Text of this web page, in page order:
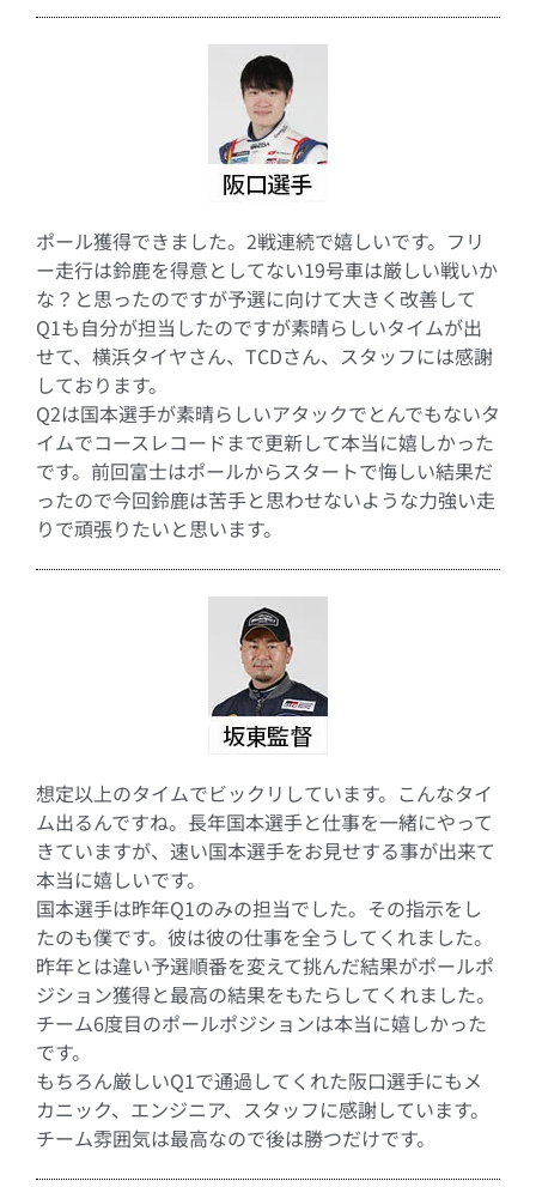
ポール獲得できました。2戦連続で嬉しいです。フリ
ー走行は鈴鹿を得意としてない19号車は厳しい戦いか
な？と思ったのですが予選に向けて大きく改善して
Q1も自分が担当したのですが素晴らしいタイムが出
せて、横浜タイヤさん、TCDさん、スタッフには感謝
しております。
Q2は国本選手が素晴らしいアタックでとんでもないタ
イムでコースレコードまで更新して本当に嬉しかった
です。前回富士はポールからスタートで悔しい結果だ
ったので今回鈴鹿は苦手と思わせないような力強い走
りで頑張りたいと思います。
想定以上のタイムでビックリしています。こんなタイ
ム出るんですね。長年国本選手と仕事を一緒にやって
きていますが、速い国本選手をお見せする事が出来て
本当に嬉しいです。
国本選手は昨年Q1のみの担当でした。その指示をし
たのも僕です。彼は彼の仕事を全うしてくれました。
昨年とは違い予選順番を変えて挑んだ結果がポールポ
ジション獲得と最高の結果をもたらしてくれました。
チーム6度目のポールポジションは本当に嬉しかった
です。
もちろん厳しいQ1で通過してくれた阪口選手にもメ
カニック、エンジニア、スタッフに感謝しています。
チーム雰囲気は最高なので後は勝つだけです。